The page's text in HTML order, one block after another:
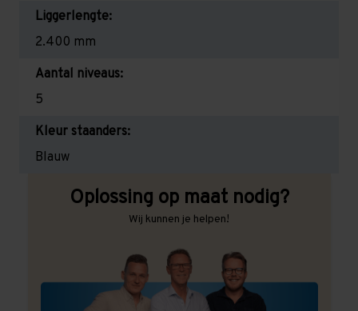
Liggerlengte:
2.400 mm
Aantal niveaus:
5
Kleur staanders:
Blauw
Oplossing op maat nodig?
Wij kunnen je helpen!